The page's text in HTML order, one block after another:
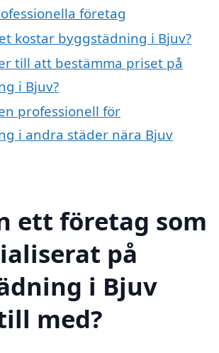
företag
kostar byggstädning i Bjuv?
till att bestämma priset på
i Bjuv?
professionell för
i andra städer nära Bjuv
ett företag som
på
i Bjuv
med?